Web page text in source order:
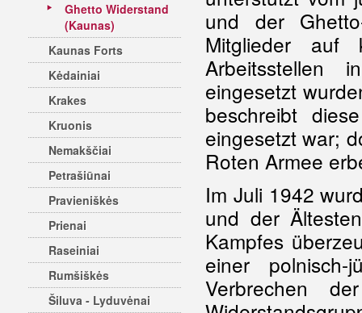
Ghetto Widerstand
(Kaunas)
Kaunas Forts
Kėdainiai
Krakes
Kruonis
Nemakščiai
Petrašiūnai
Pravieniškės
Prienai
Raseiniai
Rumšiškės
Šiluva - Lyduvėnai
und der
Mitglieder auf
Arbeitsstellen
eingesetzt
beschreibt
eingesetzt war;
Roten Armee
Im Juli 1942
und der
Kampfes
einer
Verbrechen